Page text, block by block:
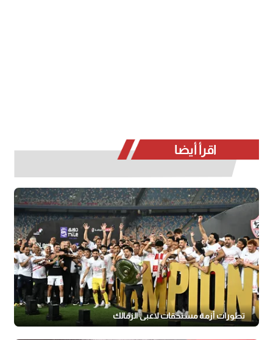
اقرأ أيضا
تطورات أزمة مستحقات لاعبي الزمالك